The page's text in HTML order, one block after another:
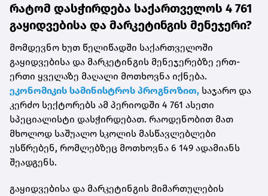
რატომ დასჭირდება საქართველოს 4 761
გაყიდვებისა და მარკეტინგის მენეჯერი?
მომდევნო ხუთ წელიწადში საქართველოში
გაყიდვებისა და მარკეტინგის მენეჯერებზე ერთ-
ერთი ყველაზე მაღალი მოთხოვნა იქნება.
ეკონომიკის სამინისტროს პროგნოზით, საჯარო და
კერძო სექტორებს ამ პერიოდში 4 761 ასეთი
სპეციალისტი დასჭირდებათ. რაოდენობით მათ
მხოლოდ საშუალო სკოლის მასწავლებლები
უსწრებენ, რომლებზეც მოთხოვნა 6 149 ადამიანს
შეადგენს.
გაყიდვებისა და მარკეტინგის მიმართულების